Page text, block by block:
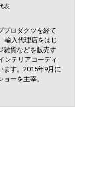
表
プロダクツを経て
輸入代理店をはじ
雑貨などを販売す
ンテリアコーディ
ます。2015年9月に
ーを主宰。